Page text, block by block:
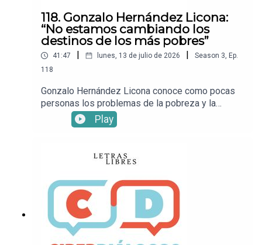
webXFacebookInstagramTikTok• ¡Suscríbete a
Letras Libres!
118. Gonzalo Hernández Licona:
“No estamos cambiando los
destinos de los más pobres”
41:47 | lunes, 13 de julio de 2026 | Season 3, Ep.
118
Gonzalo Hernández Licona conoce como pocas
personas los problemas de la pobreza y la
desigualdad. En esta entrevista con León Krauze,
el ex secretario ejecutivo del Coneval, actual
Estudios Espinoza Yglesias, habla sobre la
batalla contra la pobreza, que en México está aún
muy lejos de terminar.Mira este episodio en
YouTub e.• Sigue a León
KrauzeXFacebookInstagramTikTok• Sigue a
Letras LibresSitio
webXFacebookInstagramTikTok• ¡Suscríbete a
Letras Libres!
Play